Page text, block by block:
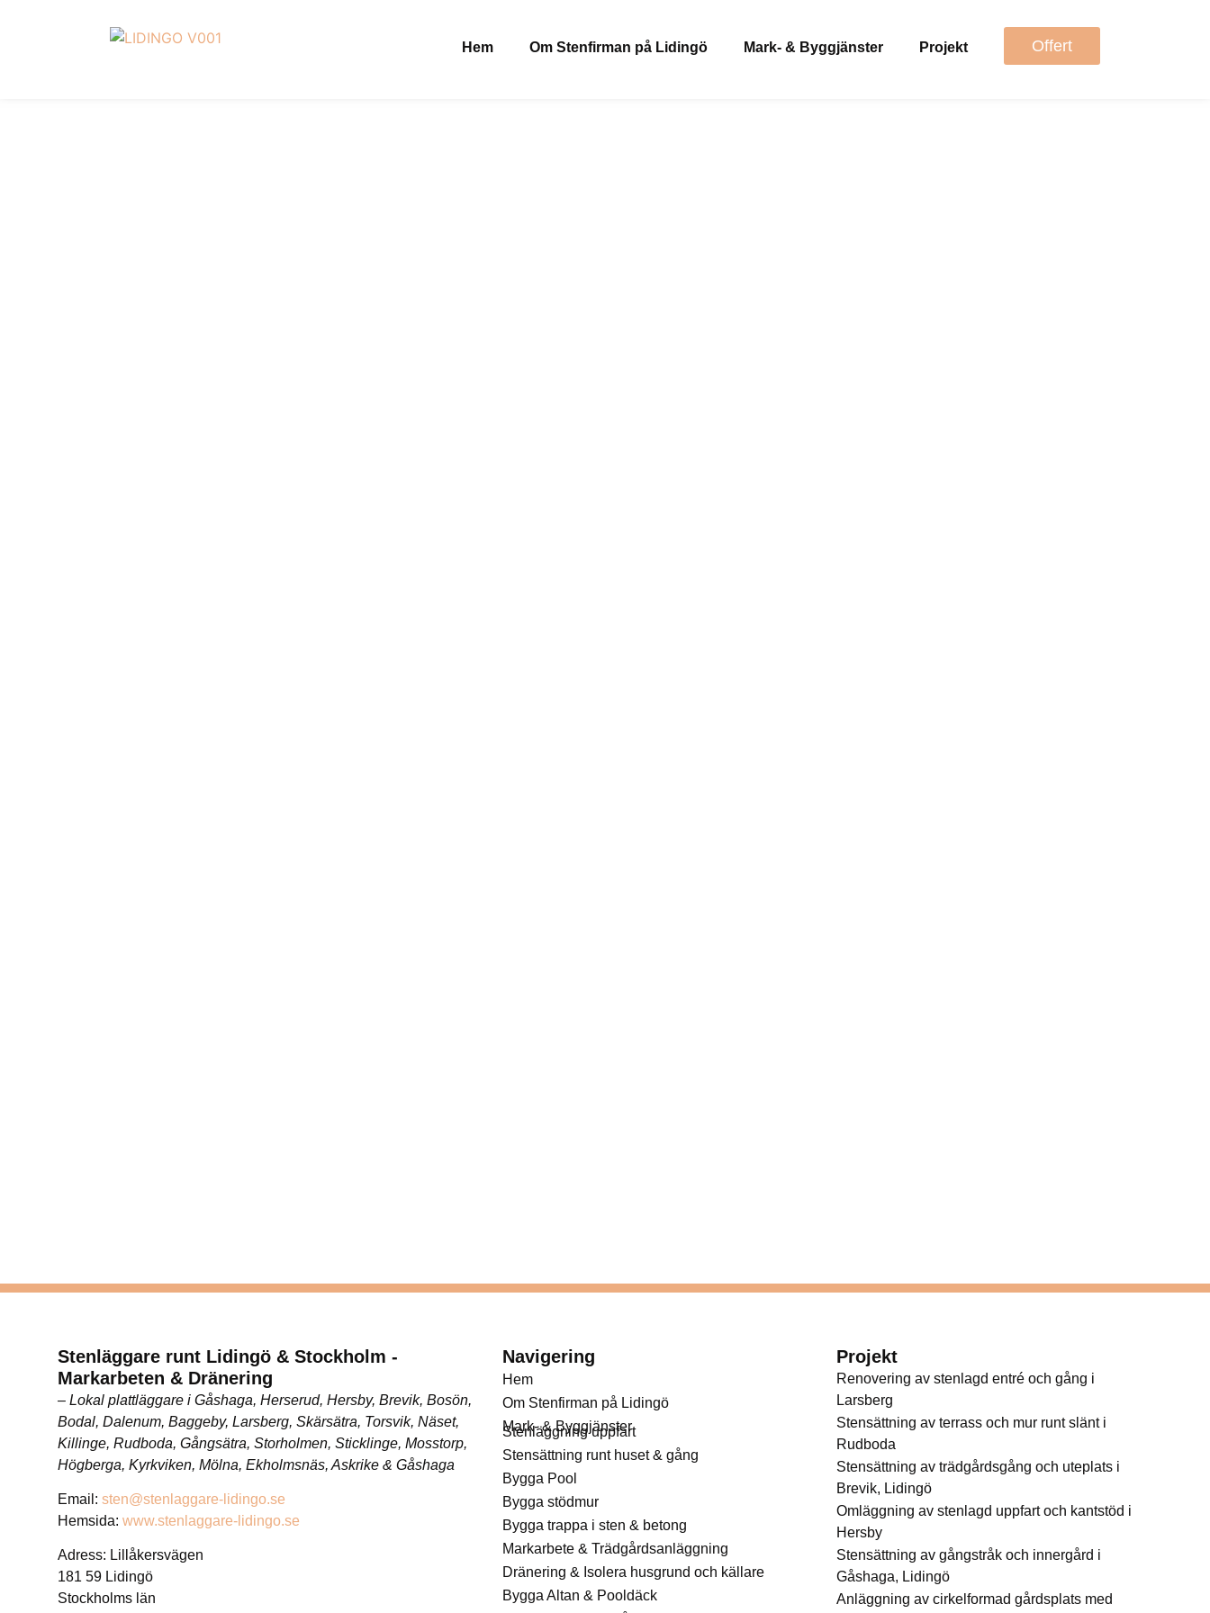
Hem Om Stenfirman på Lidingö Mark- & Byggjänster Projekt Offert
Stenläggare runt Lidingö & Stockholm -
Markarbeten & Dränering
– Lokal plattläggare i Gåshaga, Herserud, Hersby, Brevik, Bosön,
Bodal, Dalenum, Baggeby, Larsberg, Skärsätra, Torsvik, Näset,
Killinge, Rudboda, Gångsätra, Storholmen, Sticklinge, Mosstorp,
Högberga, Kyrkviken, Mölna, Ekholmsnäs, Askrike & Gåshaga
Email: sten@stenlaggare-lidingo.se
Hemsida: www.stenlaggare-lidingo.se
Adress: Lillåkersvägen
181 59 Lidingö
Stockholms län
Navigering
Hem
Om Stenfirman på Lidingö
Mark- & Byggjänster
Stenläggning uppfart
Stensättning runt huset & gång
Bygga Pool
Bygga stödmur
Bygga trappa i sten & betong
Markarbete & Trädgårdsanläggning
Dränering & Isolera husgrund och källare
Bygga Altan & Pooldäck
Projekt
Renovering av stenlagd entré och gång i
Larsberg
Stensättning av terrass och mur runt slänt i
Rudboda
Stensättning av trädgårdsgång och uteplats i
Brevik, Lidingö
Omläggning av stenlagd uppfart och kantstöd i
Hersby
Stensättning av gångstråk och innergård i
Gåshaga, Lidingö
Anläggning av cirkelformad gårdsplats med